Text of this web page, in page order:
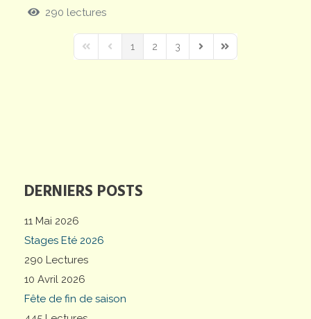
DERNIERS POSTS
11 Mai 2026
Stages Eté 2026
290 Lectures
10 Avril 2026
Fête de fin de saison
290 lectures
First PagePrevious Page
1 2 3
Next PageLast Page